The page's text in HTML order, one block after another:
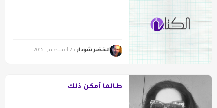
الخضر شودار 25 أغسطس 2015
طالما أمكن ذلك